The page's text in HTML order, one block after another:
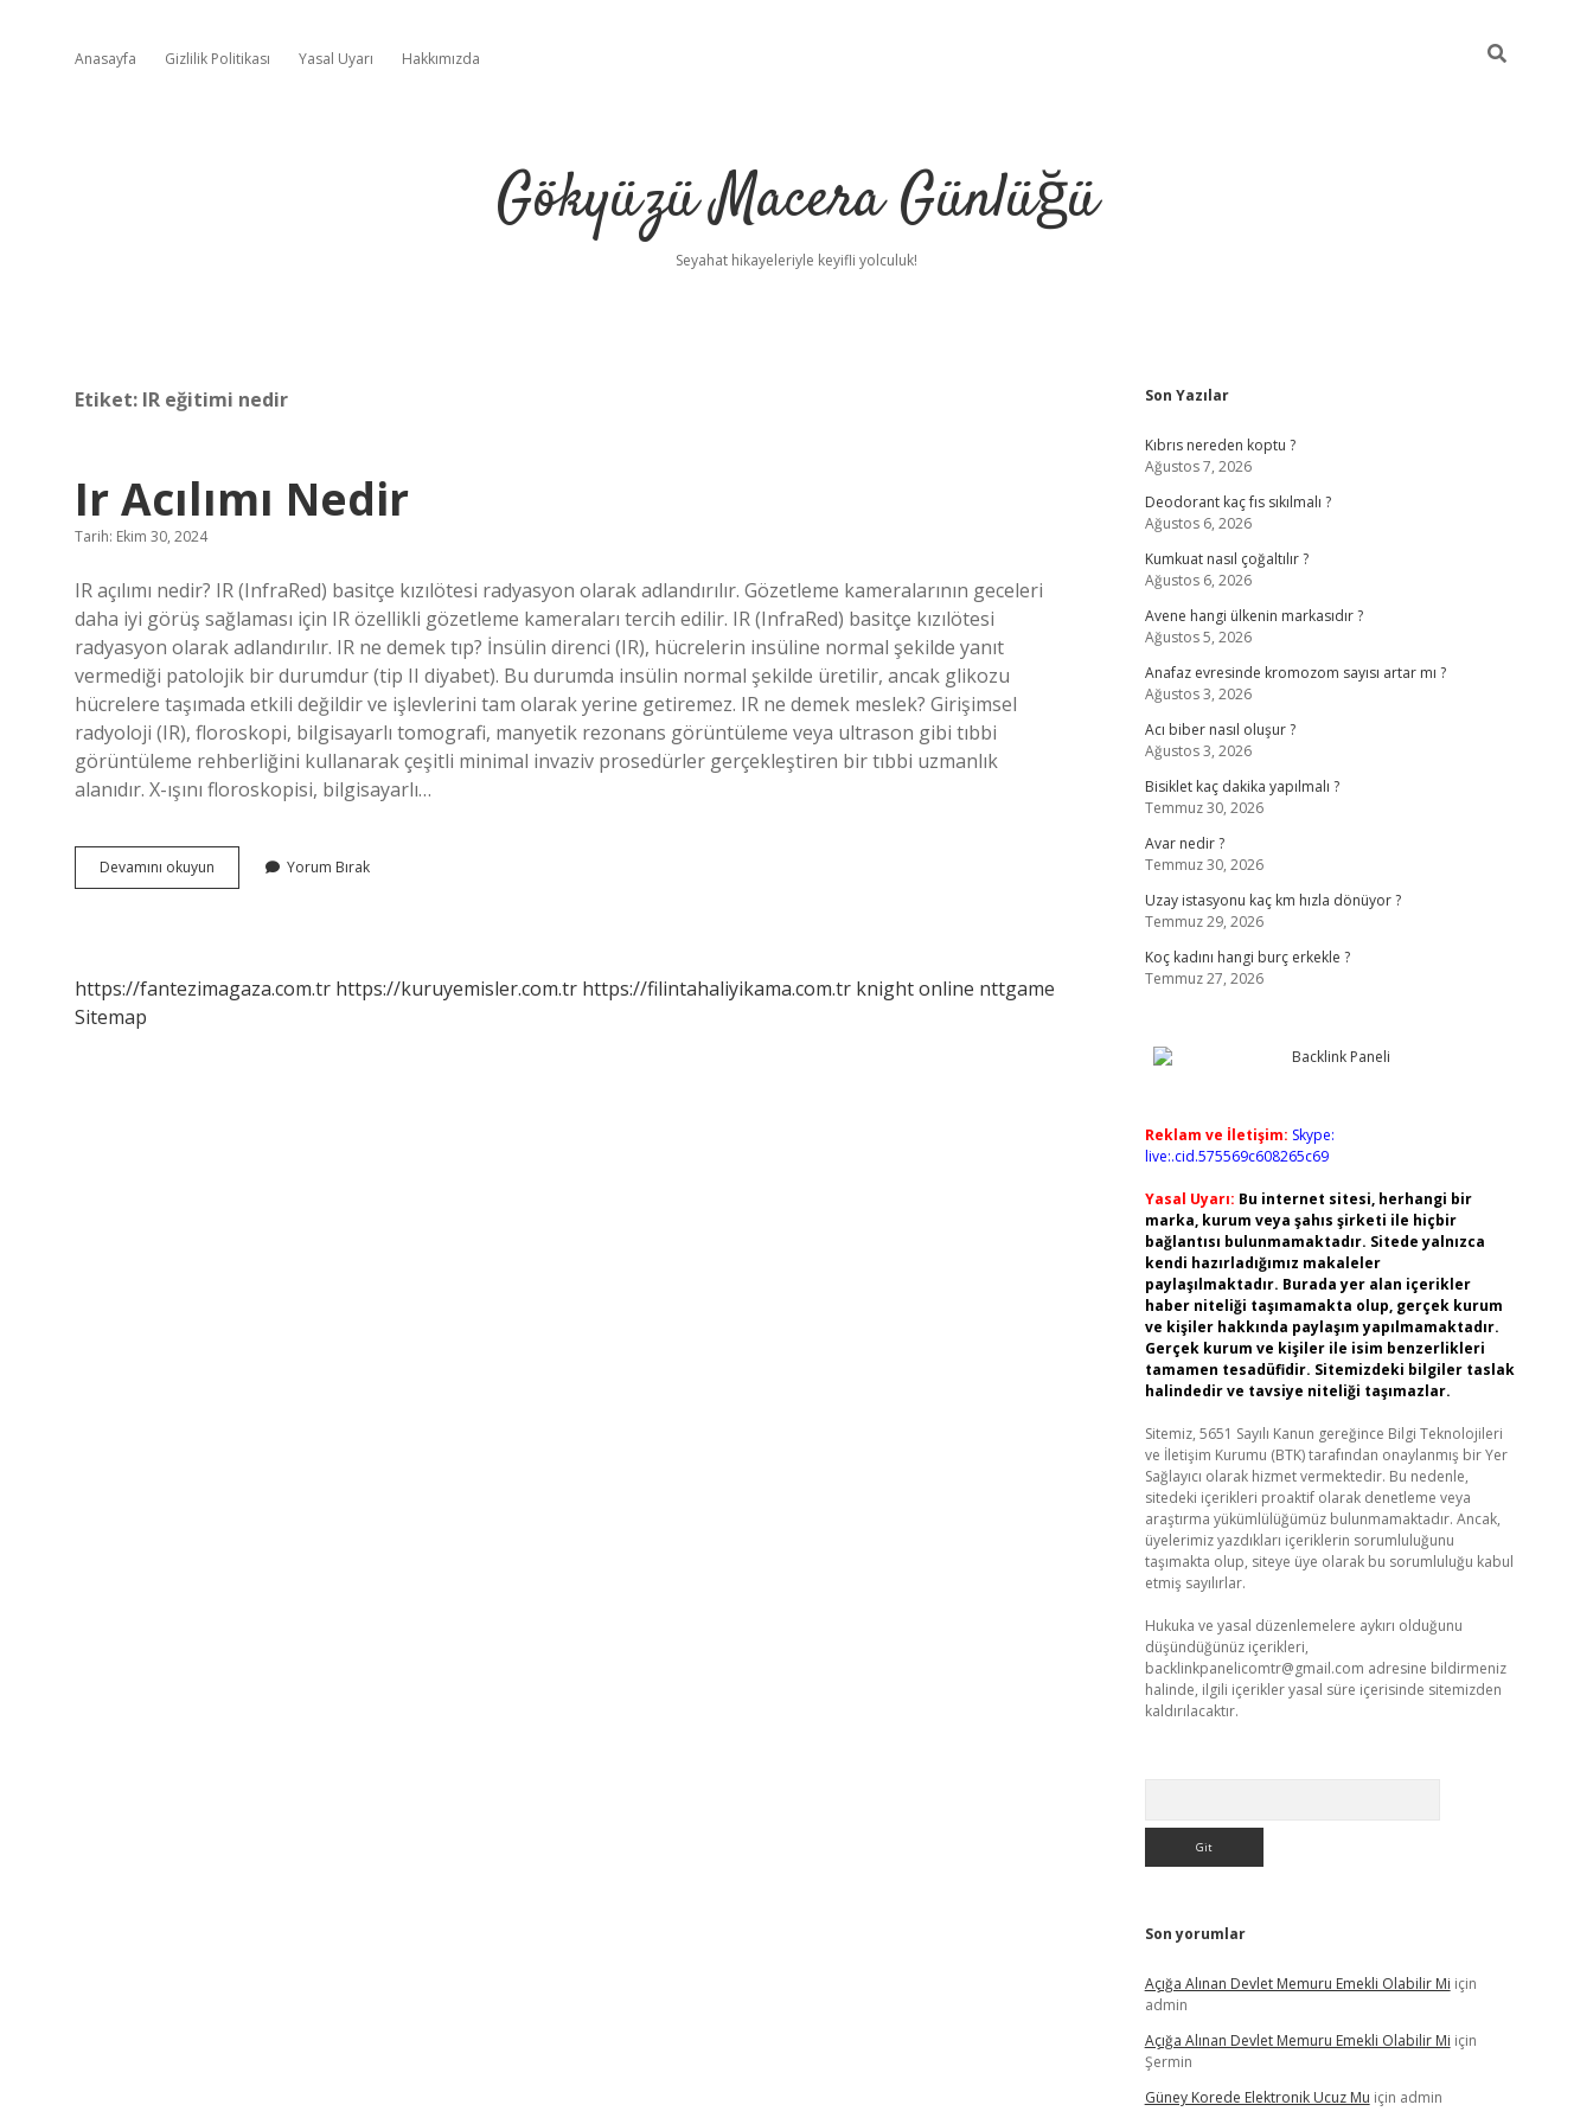
Anasayfa Gizlilik Politikası Yasal Uyarı Hakkımızda
Gökyüzü Macera Günlüğü
Seyahat hikayeleriyle keyifli yolculuk!
Etiket: IR eğitimi nedir
Ir Acılımı Nedir
Tarih: Ekim 30, 2024
IR açılımı nedir? IR (InfraRed) basitçe kızılötesi radyasyon olarak adlandırılır. Gözetleme kameralarının geceleri
daha iyi görüş sağlaması için IR özellikli gözetleme kameraları tercih edilir. IR (InfraRed) basitçe kızılötesi
radyasyon olarak adlandırılır. IR ne demek tıp? İnsülin direnci (IR), hücrelerin insüline normal şekilde yanıt
vermediği patolojik bir durumdur (tip II diyabet). Bu durumda insülin normal şekilde üretilir, ancak glikozu
hücrelere taşımada etkili değildir ve işlevlerini tam olarak yerine getiremez. IR ne demek meslek? Girişimsel
radyoloji (IR), floroskopi, bilgisayarlı tomografi, manyetik rezonans görüntüleme veya ultrason gibi tıbbi
görüntüleme rehberliğini kullanarak çeşitli minimal invaziv prosedürler gerçekleştiren bir tıbbi uzmanlık
alanıdır. X-ışını floroskopisi, bilgisayarlı…
Devamını okuyun
Acılımı
Yorum Bırak
https://fantezimagaza.com.tr https://kuruyemisler.com.tr https://filintahaliyikama.com.tr knight online nttgame
Sitemap
Sidebar
Son Yazılar
Kıbrıs nereden koptu ?
Ağustos 7, 2026
Deodorant kaç fıs sıkılmalı ?
Ağustos 6, 2026
Kumkuat nasıl çoğaltılır ?
Ağustos 6, 2026
Avene hangi ülkenin markasıdır ?
Ağustos 5, 2026
Anafaz evresinde kromozom sayısı artar mı ?
Ağustos 3, 2026
Acı biber nasıl oluşur ?
Ağustos 3, 2026
Bisiklet kaç dakika yapılmalı ?
Temmuz 30, 2026
Avar nedir ?
Temmuz 30, 2026
Uzay istasyonu kaç km hızla dönüyor ?
Temmuz 29, 2026
Koç kadını hangi burç erkekle ?
Temmuz 27, 2026
Reklam ve İletişim: Skype:
live:.cid.575569c608265c69
Yasal Uyarı: Bu internet sitesi, herhangi bir
marka, kurum veya şahıs şirketi ile hiçbir
bağlantısı bulunmamaktadır. Sitede yalnızca
kendi hazırladığımız makaleler
paylaşılmaktadır. Burada yer alan içerikler
haber niteliği taşımamakta olup, gerçek kurum
ve kişiler hakkında paylaşım yapılmamaktadır.
Gerçek kurum ve kişiler ile isim benzerlikleri
tamamen tesadüfidir. Sitemizdeki bilgiler taslak
halindedir ve tavsiye niteliği taşımazlar.
Sitemiz, 5651 Sayılı Kanun gereğince Bilgi Teknolojileri
ve İletişim Kurumu (BTK) tarafından onaylanmış bir Yer
Sağlayıcı olarak hizmet vermektedir. Bu nedenle,
sitedeki içerikleri proaktif olarak denetleme veya
araştırma yükümlülüğümüz bulunmamaktadır. Ancak,
üyelerimiz yazdıkları içeriklerin sorumluluğunu
taşımakta olup, siteye üye olarak bu sorumluluğu kabul
etmiş sayılırlar.
Hukuka ve yasal düzenlemelere aykırı olduğunu
düşündüğünüz içerikleri,
backlinkpanelicomtr@gmail.com adresine bildirmeniz
halinde, ilgili içerikler yasal süre içerisinde sitemizden
kaldırılacaktır.
Son yorumlar
Açığa Alınan Devlet Memuru Emekli Olabilir Mi için
admin
Açığa Alınan Devlet Memuru Emekli Olabilir Mi için
Şermin
Güney Korede Elektronik Ucuz Mu için admin